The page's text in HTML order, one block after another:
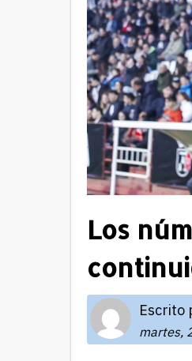
Los
Escrito
martes,